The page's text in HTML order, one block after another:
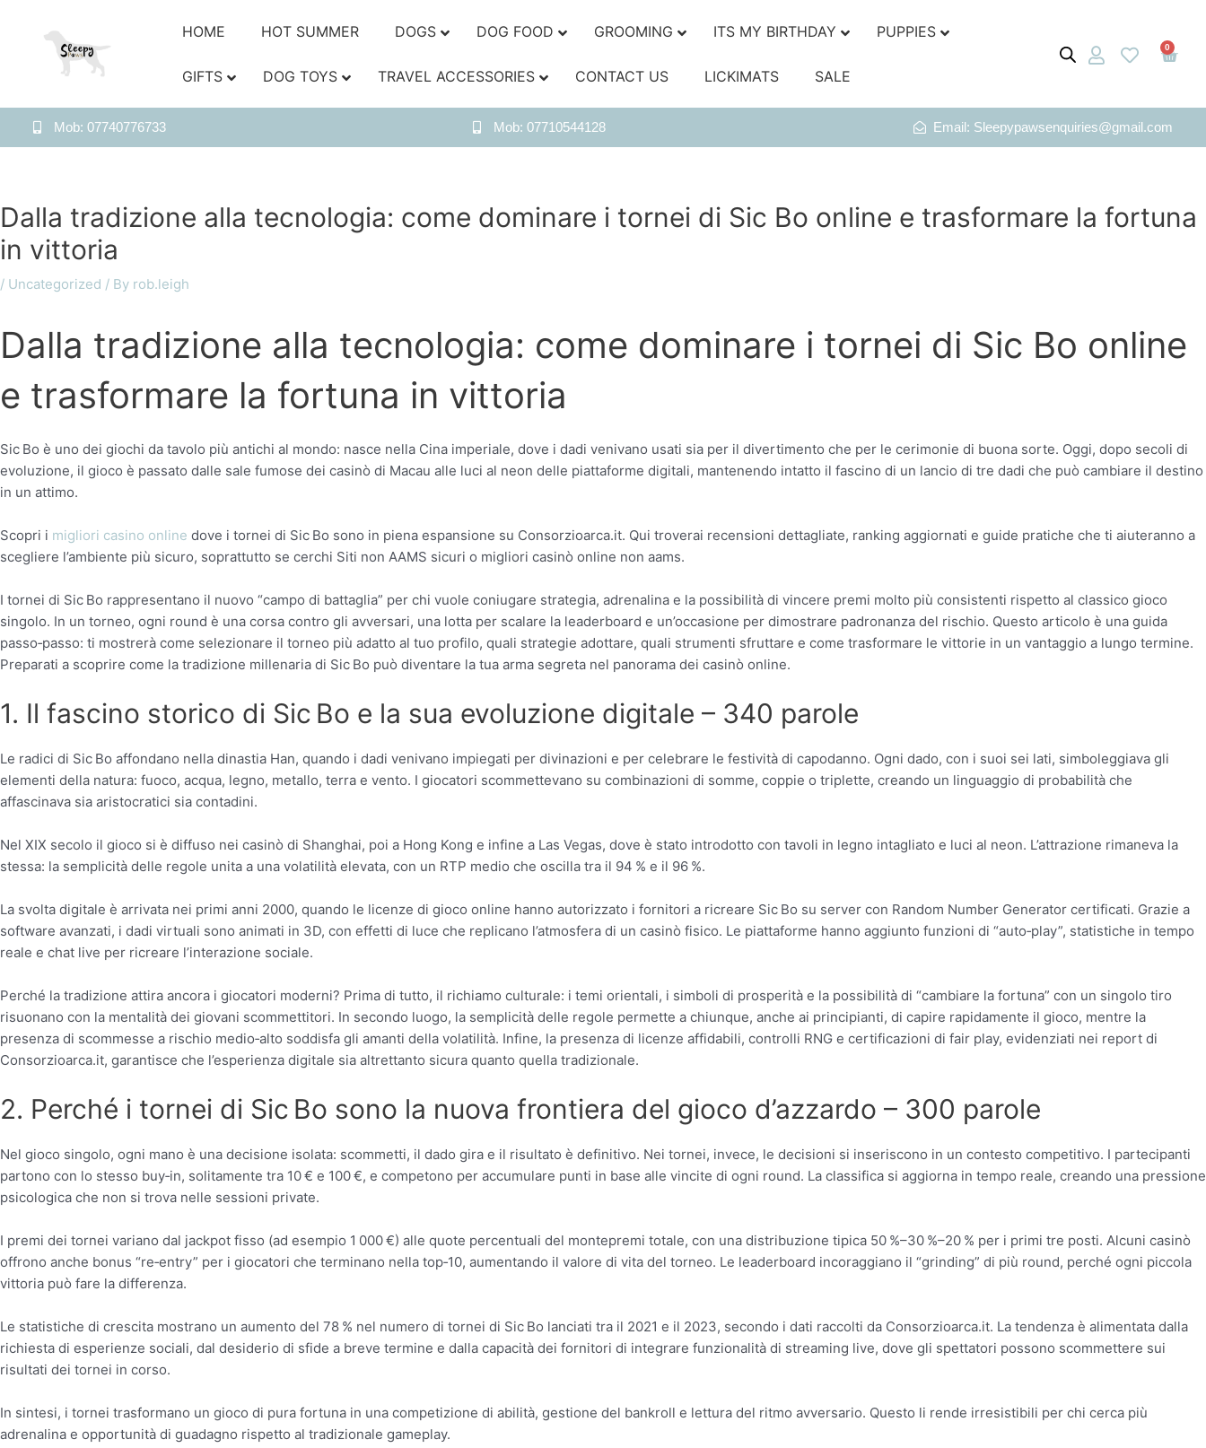
HOME HOT SUMMER DOGS DOG FOOD GROOMING ITS MY BIRTHDAY PUPPIES
GIFTS DOG TOYS TRAVEL ACCESSORIES CONTACT US LICKIMATS SALE
0
Mob: 07740776733 Mob: 07710544128 Email: Sleepypawsenquiries@gmail.com
Dalla tradizione alla tecnologia: come dominare i tornei di Sic Bo online e trasformare la fortuna
in vittoria
/ Uncategorized / By rob.leigh
Dalla tradizione alla tecnologia: come dominare i tornei di Sic Bo online
e trasformare la fortuna in vittoria
Sic Bo è uno dei giochi da tavolo più antichi al mondo: nasce nella Cina imperiale, dove i dadi venivano usati sia per il divertimento che per le cerimonie di buona sorte. Oggi, dopo secoli di
evoluzione, il gioco è passato dalle sale fumose dei casinò di Macau alle luci al neon delle piattaforme digitali, mantenendo intatto il fascino di un lancio di tre dadi che può cambiare il destino
in un attimo.
Scopri i migliori casino online dove i tornei di Sic Bo sono in piena espansione su Consorzioarca.it. Qui troverai recensioni dettagliate, ranking aggiornati e guide pratiche che ti aiuteranno a
scegliere l’ambiente più sicuro, soprattutto se cerchi Siti non AAMS sicuri o migliori casinò online non aams.
I tornei di Sic Bo rappresentano il nuovo “campo di battaglia” per chi vuole coniugare strategia, adrenalina e la possibilità di vincere premi molto più consistenti rispetto al classico gioco
singolo. In un torneo, ogni round è una corsa contro gli avversari, una lotta per scalare la leaderboard e un’occasione per dimostrare padronanza del rischio. Questo articolo è una guida
passo‑passo: ti mostrerà come selezionare il torneo più adatto al tuo profilo, quali strategie adottare, quali strumenti sfruttare e come trasformare le vittorie in un vantaggio a lungo termine.
Preparati a scoprire come la tradizione millenaria di Sic Bo può diventare la tua arma segreta nel panorama dei casinò online.
1. Il fascino storico di Sic Bo e la sua evoluzione digitale – 340 parole
Le radici di Sic Bo affondano nella dinastia Han, quando i dadi venivano impiegati per divinazioni e per celebrare le festività di capodanno. Ogni dado, con i suoi sei lati, simboleggiava gli
elementi della natura: fuoco, acqua, legno, metallo, terra e vento. I giocatori scommettevano su combinazioni di somme, coppie o triplette, creando un linguaggio di probabilità che
affascinava sia aristocratici sia contadini.
Nel XIX secolo il gioco si è diffuso nei casinò di Shanghai, poi a Hong Kong e infine a Las Vegas, dove è stato introdotto con tavoli in legno intagliato e luci al neon. L’attrazione rimaneva la
stessa: la semplicità delle regole unita a una volatilità elevata, con un RTP medio che oscilla tra il 94 % e il 96 %.
La svolta digitale è arrivata nei primi anni 2000, quando le licenze di gioco online hanno autorizzato i fornitori a ricreare Sic Bo su server con Random Number Generator certificati. Grazie a
software avanzati, i dadi virtuali sono animati in 3D, con effetti di luce che replicano l’atmosfera di un casinò fisico. Le piattaforme hanno aggiunto funzioni di “auto‑play”, statistiche in tempo
reale e chat live per ricreare l’interazione sociale.
Perché la tradizione attira ancora i giocatori moderni? Prima di tutto, il richiamo culturale: i temi orientali, i simboli di prosperità e la possibilità di “cambiare la fortuna” con un singolo tiro
risuonano con la mentalità dei giovani scommettitori. In secondo luogo, la semplicità delle regole permette a chiunque, anche ai principianti, di capire rapidamente il gioco, mentre la
presenza di scommesse a rischio medio‑alto soddisfa gli amanti della volatilità. Infine, la presenza di licenze affidabili, controlli RNG e certificazioni di fair play, evidenziati nei report di
Consorzioarca.it, garantisce che l’esperienza digitale sia altrettanto sicura quanto quella tradizionale.
2. Perché i tornei di Sic Bo sono la nuova frontiera del gioco d’azzardo – 300 parole
Nel gioco singolo, ogni mano è una decisione isolata: scommetti, il dado gira e il risultato è definitivo. Nei tornei, invece, le decisioni si inseriscono in un contesto competitivo. I partecipanti
partono con lo stesso buy‑in, solitamente tra 10 € e 100 €, e competono per accumulare punti in base alle vincite di ogni round. La classifica si aggiorna in tempo reale, creando una pressione
psicologica che non si trova nelle sessioni private.
I premi dei tornei variano dal jackpot fisso (ad esempio 1 000 €) alle quote percentuali del montepremi totale, con una distribuzione tipica 50 %–30 %–20 % per i primi tre posti. Alcuni casinò
offrono anche bonus “re‑entry” per i giocatori che terminano nella top‑10, aumentando il valore di vita del torneo. Le leaderboard incoraggiano il “grinding” di più round, perché ogni piccola
vittoria può fare la differenza.
Le statistiche di crescita mostrano un aumento del 78 % nel numero di tornei di Sic Bo lanciati tra il 2021 e il 2023, secondo i dati raccolti da Consorzioarca.it. La tendenza è alimentata dalla
richiesta di esperienze sociali, dal desiderio di sfide a breve termine e dalla capacità dei fornitori di integrare funzionalità di streaming live, dove gli spettatori possono scommettere sui
risultati dei tornei in corso.
In sintesi, i tornei trasformano un gioco di pura fortuna in una competizione di abilità, gestione del bankroll e lettura del ritmo avversario. Questo li rende irresistibili per chi cerca più
adrenalina e opportunità di guadagno rispetto al tradizionale gameplay.